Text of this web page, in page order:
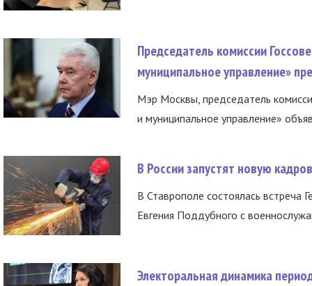
Председатель комиссии
муниципальное управление»
Мэр Москвы, председатель
и муниципальное управление»
В России запустят новую
В Ставрополе состоялась встреча
Евгения Поддубного с
Электоральная динамика